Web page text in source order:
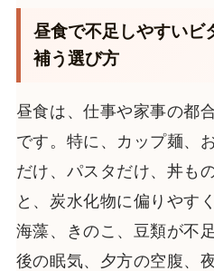
昼食で不足しやすいビ
補う選び方
昼食は、仕事や家事の都
です。特に、カップ麺、
だけ、パスタだけ、丼も
と、炭水化物に偏りやす
海藻、きのこ、豆類が不
後の眠気、夕方の空腹、